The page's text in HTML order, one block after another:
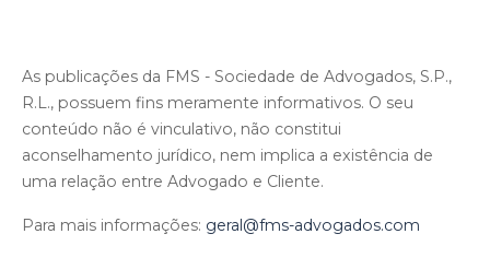
As publicações da FMS - Sociedade de Advogados, S.P.,
R.L., possuem fins meramente informativos. O seu
conteúdo não é vinculativo, não constitui
aconselhamento jurídico, nem implica a existência de
uma relação entre Advogado e Cliente.
Para mais informações: geral@fms-advogados.com